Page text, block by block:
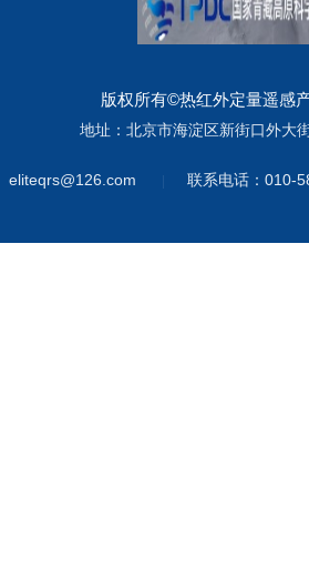
版权所有©热红外定量遥感
地址：北京市海淀区新街口外大
eliteqrs@126.com 联系电话：010-